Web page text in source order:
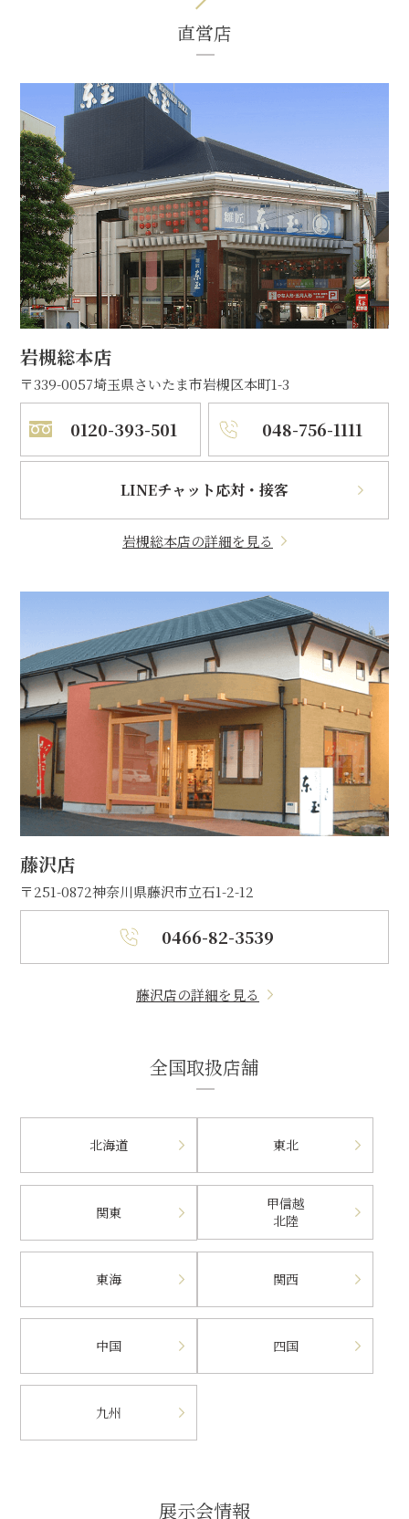
直営店
岩槻総本店
〒339-0057埼玉県さいたま市岩槻区本町1-3
0120-393-501 048-756-1111
LINEチャット応対・接客
岩槻総本店の詳細を見る
藤沢店
〒251-0872神奈川県藤沢市立石1-2-12
0466-82-3539
藤沢店の詳細を見る
全国取扱店舗
北海道 東北
関東
甲信越
北陸
東海 関西
中国 四国
九州
展示会情報